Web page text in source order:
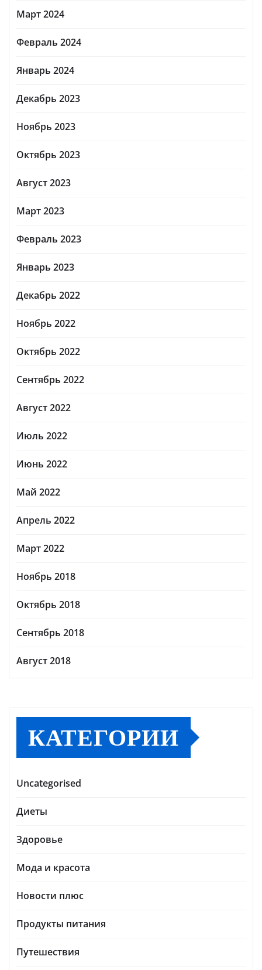
Март 2024
Февраль 2024
Январь 2024
Декабрь 2023
Ноябрь 2023
Октябрь 2023
Август 2023
Март 2023
Февраль 2023
Январь 2023
Декабрь 2022
Ноябрь 2022
Октябрь 2022
Сентябрь 2022
Август 2022
Июль 2022
Июнь 2022
Май 2022
Апрель 2022
Март 2022
Ноябрь 2018
Октябрь 2018
Сентябрь 2018
Август 2018
КАТЕГОРИИ
Uncategorised
Диеты
Здоровье
Мода и красота
Новости плюс
Продукты питания
Путешествия